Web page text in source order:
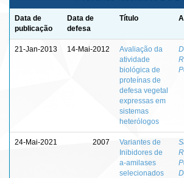
Data de
publicação
Data de
defesa
Título
21-Jan-2013 14-Mai-2012
Avaliação da
atividade
biológica de
proteínas de
defesa vegetal
expressas em
sistemas
heterólogos
24-Mai-2021 2007
Variantes de
Inibidores de
a-amilases
selecionados